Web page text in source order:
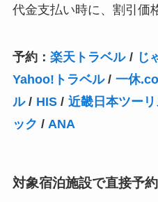
代金支払い時に、割引価
予約： 楽天トラベル/ じ
Yahoo!トラベル/ 一休
ル/ HIS/ 近畿日本ツーリ
ック / ANA
対象宿泊施設で直接予約